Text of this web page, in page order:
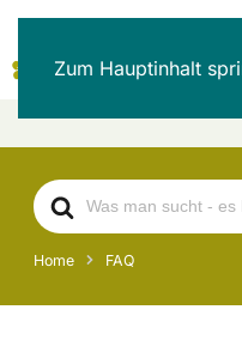
Zum Hauptinhalt
Search
For
Home FAQ